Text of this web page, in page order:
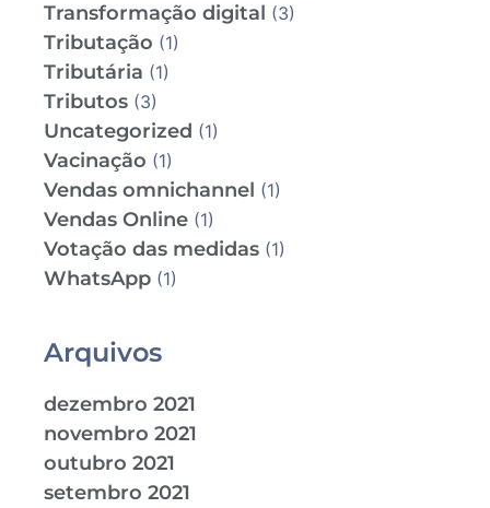
Transformação digital (3)
Tributação (1)
Tributária (1)
Tributos (3)
Uncategorized (1)
Vacinação (1)
Vendas omnichannel (1)
Vendas Online (1)
Votação das medidas (1)
WhatsApp (1)
Arquivos
dezembro 2021
novembro 2021
outubro 2021
setembro 2021